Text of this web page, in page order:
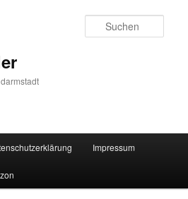
Impressum